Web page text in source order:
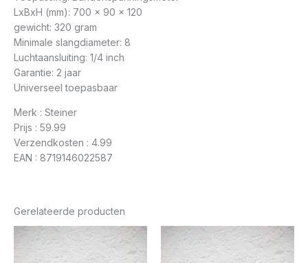
LxBxH (mm): 700 x 90 x 120
gewicht: 320 gram
Minimale slangdiameter: 8
Luchtaansluiting: 1/4 inch
Garantie: 2 jaar
Universeel toepasbaar
Merk : Steiner
Prijs : 59.99
Verzendkosten : 4.99
EAN : 8719146022587
Gerelateerde producten